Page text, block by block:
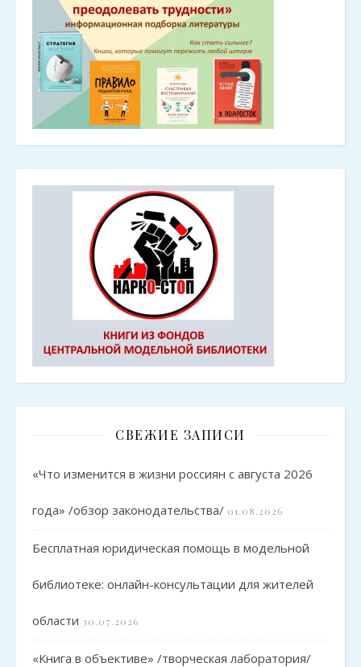
СВЕЖИЕ ЗАПИСИ
«Что изменится в жизни россиян с августа 2026
года» /обзор законодательства/ 01.08.2026
Бесплатная юридическая помощь в модельной
библиотеке: онлайн-консультации для жителей
области 30.07.2026
«Книга в объективе» /творческая лаборатория/